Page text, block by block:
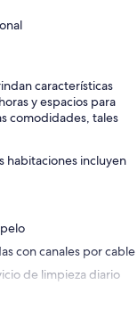
características
y espacios para
comodidades, tales
habitaciones incluyen
con canales por cable
de limpieza diario